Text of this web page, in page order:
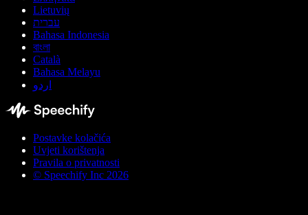
Lietuvių
עברית
Bahasa Indonesia
বাংলা
Català
Bahasa Melayu
اردو
Postavke kolačića
Uvjeti korištenja
Pravila o privatnosti
© Speechify Inc 2026